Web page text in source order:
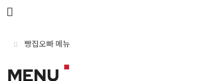
빵집오빠 메뉴
MENU